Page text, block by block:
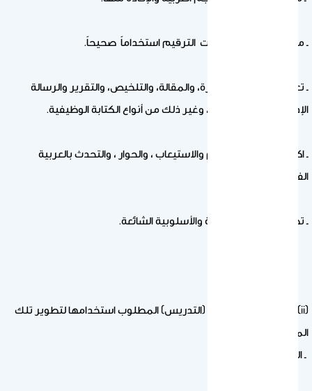
ـ معرفة استخدام علامات الترقيم استخداماً صحيحاً.
ـ تعلم أصول كتابة الفقرة، والمقالة، والتلخيص، والتقرير والرسالة
الإدارية ،والسيرة الذاتية، وغير ذلك من أنواع الكتابة الوظيفية.
ـ اكتساب مهارات الفهم والاستيعاب ، والحوار ، والتحدث بالعربية
الفصيحة.
ـ تصحيح الأخطاء اللغوية والأسلوبية الشائعة.
(ii) إستراتيجيات التعليم (التدريس) المطلوب استخدامها لتطوير تلك
المعرفة:
ـ المحاضرات.